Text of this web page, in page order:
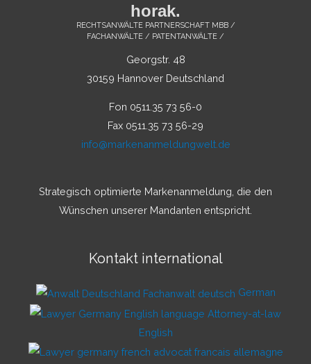
horak.
RECHTSANWÄLTE PARTNERSCHAFT MBB /
FACHANWÄLTE / PATENTANWÄLTE /
Georgstr. 48
30159 Hannover Deutschland
Fon 0511.35 73 56-0
Fax 0511.35 73 56-29
info@markenanmeldungwelt.de
Strategisch optimierte Markenanmeldung, die den
Wünschen unserer Mandanten entspricht.
Kontakt international
German
English